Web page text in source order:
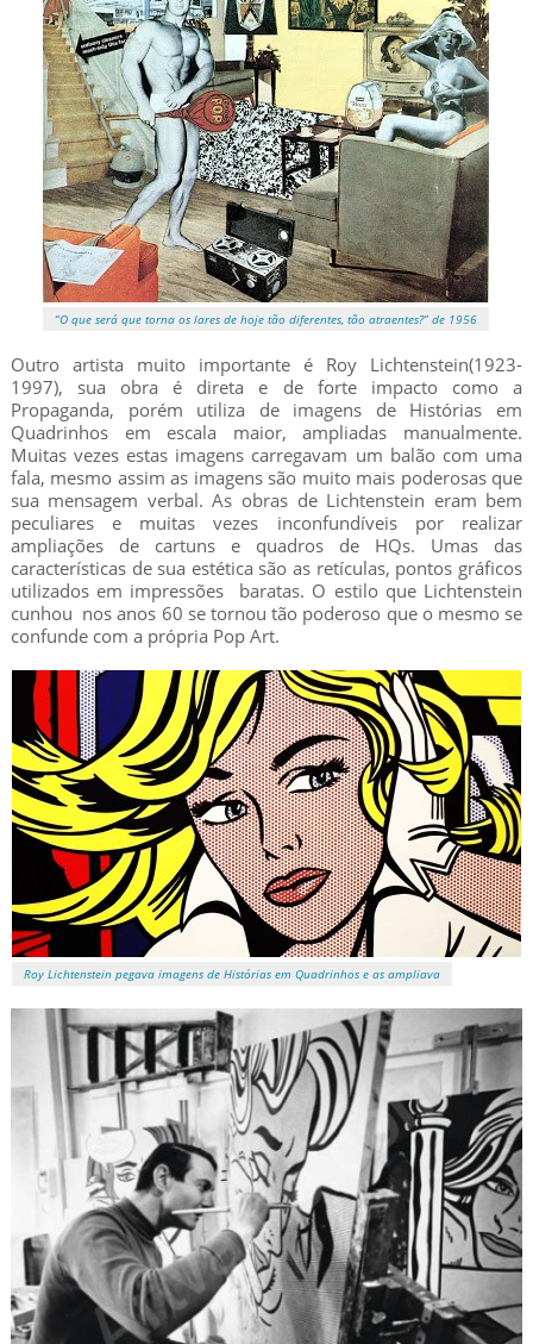
“O que será que torna os lares de hoje tão diferentes, tão atraentes?” de 1956
Outro artista muito importante é Roy Lichtenstein(1923-
1997), sua obra é direta e de forte impacto como a
Propaganda, porém utiliza de imagens de Histórias em
Quadrinhos em escala maior, ampliadas manualmente.
Muitas vezes estas imagens carregavam um balão com uma
fala, mesmo assim as imagens são muito mais poderosas que
sua mensagem verbal. As obras de Lichtenstein eram bem
peculiares e muitas vezes inconfundíveis por realizar
ampliações de cartuns e quadros de HQs. Umas das
características de sua estética são as retículas, pontos gráficos
utilizados em impressões baratas. O estilo que Lichtenstein
cunhou nos anos 60 se tornou tão poderoso que o mesmo se
confunde com a própria Pop Art.
Roy Lichtenstein pegava imagens de Histórias em Quadrinhos e as ampliava